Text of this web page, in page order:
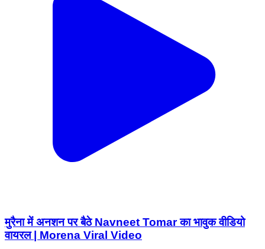
मुरैना में अनशन पर बैठे Navneet Tomar का भावुक वीडियो
वायरल | Morena Viral Video